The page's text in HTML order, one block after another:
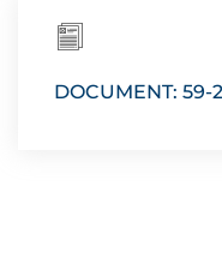
DOCUMENT: 59-